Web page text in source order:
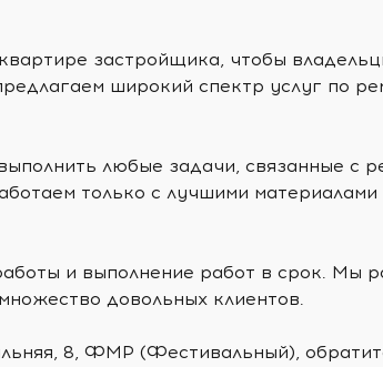
застройщика, чтобы
широкий спектр услуг по
любые задачи, связанные с
только с лучшими материалами
и выполнение работ в срок. Мы
довольных клиентов.
8, ФМР (Фестивальный),